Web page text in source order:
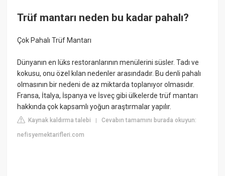
Trüf mantarı neden bu kadar pahalı?
Çok Pahalı Trüf Mantarı
Dünyanın en lüks restoranlarının menülerini süsler. Tadı ve
kokusu, onu özel kılan nedenler arasındadır. Bu denli pahalı
olmasının bir nedeni de az miktarda toplanıyor olmasıdır.
Fransa, İtalya, İspanya ve İsveç gibi ülkelerde trüf mantarı
hakkında çok kapsamlı yoğun araştırmalar yapılır.
Kaynak kaldırma talebi |Cevabın tamamını burada okuyun:
nefisyemektarifleri.com